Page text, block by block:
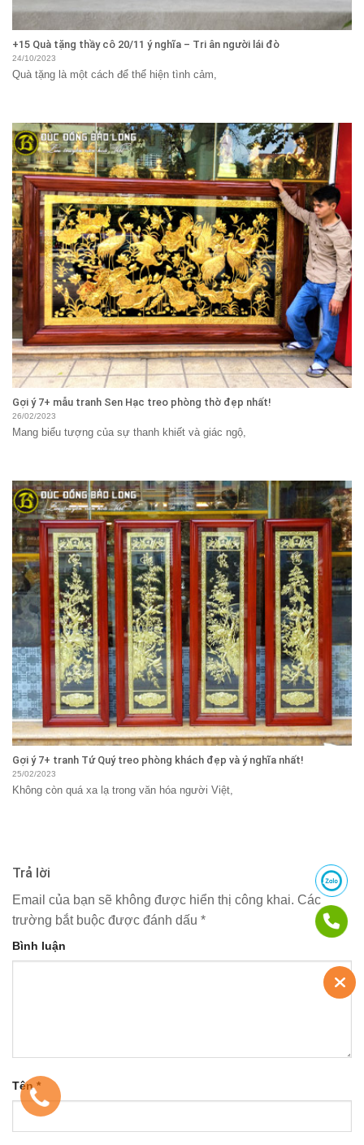
+15 Quà tặng thầy cô 20/11 ý nghĩa – Tri ân người lái đò
24/10/2023
Quà tặng là một cách để thể hiện tình cảm,
Gợi ý 7+ mẫu tranh Sen Hạc treo phòng thờ đẹp nhất!
26/02/2023
Mang biểu tượng của sự thanh khiết và giác ngộ,
Gợi ý 7+ tranh Tứ Quý treo phòng khách đẹp và ý nghĩa nhất!
25/02/2023
Không còn quá xa lạ trong văn hóa người Việt,
Trả lời
Email của bạn sẽ không được hiển thị công khai. Các
trường bắt buộc được đánh dấu *
Bình luận
Tên*